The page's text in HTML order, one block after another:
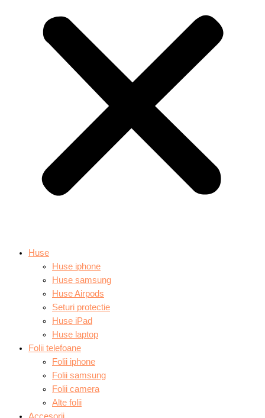
Huse
Huse iphone
Huse samsung
Huse Airpods
Seturi protectie
Huse iPad
Huse laptop
Folii telefoane
Folii iphone
Folii samsung
Folii camera
Alte folii